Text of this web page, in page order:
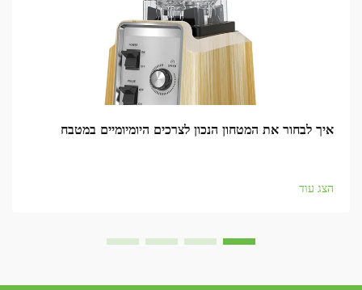
איך לבחור את המטחון הנכון לצרכים היומיומיים במטבח
הצג עוד